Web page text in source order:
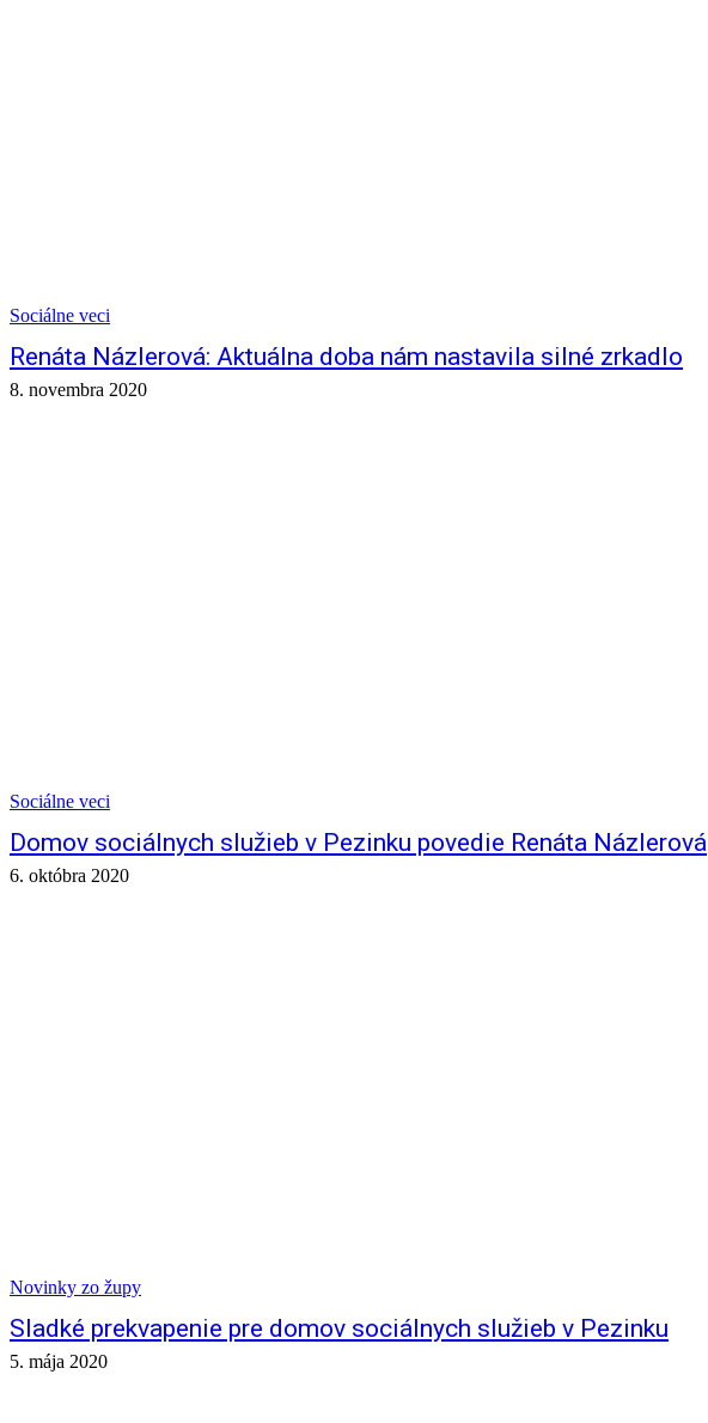
Sociálne veci
Renáta Názlerová: Aktuálna doba nám nastavila silné zrkadlo
8. novembra 2020
Sociálne veci
Domov sociálnych služieb v Pezinku povedie Renáta Názlerová
6. októbra 2020
Novinky zo župy
Sladké prekvapenie pre domov sociálnych služieb v Pezinku
5. mája 2020